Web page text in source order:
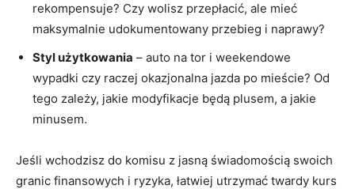
rekompensuje? Czy wolisz przepłacić, ale mieć
maksymalnie udokumentowany przebieg i naprawy?
Styl użytkowania – auto na tor i weekendowe
wypadki czy raczej okazjonalna jazda po mieście? Od
tego zależy, jakie modyfikacje będą plusem, a jakie
minusem.
Jeśli wchodzisz do komisu z jasną świadomością swoich
granic finansowych i ryzyka, łatwiej utrzymać twardy kurs